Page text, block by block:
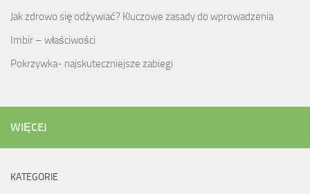
Jak zdrowo się odżywiać? Kluczowe zasady do wprowadzenia
Imbir – właściwości
Pokrzywka- najskuteczniejsze zabiegi
WIĘCEJ
KATEGORIE